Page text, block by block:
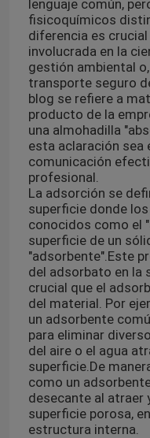
lenguaje común,
fisicoquímicos
diferencia es
involucrada en la
gestión ambiental
transporte seguro
blog se refiere a
producto de la
una almohadilla
esta aclaración sea
comunicación
profesional.
La adsorción se
superficie donde
conocidos como el
superficie de un
"adsorbente". Este
del adsorbato en la
crucial que el
del material. Por
un adsorbente
para eliminar
del aire o el agua
superficie. De
como un
desecante al atraer
superficie porosa,
estructura interna.